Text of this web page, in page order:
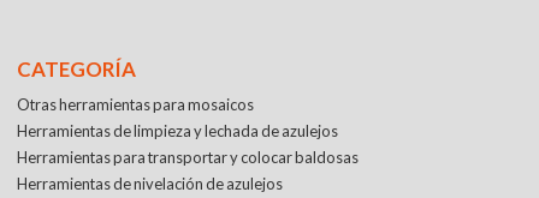
CATEGORÍA
Otras herramientas para mosaicos
Herramientas de limpieza y lechada de azulejos
Herramientas para transportar y colocar baldosas
Herramientas de nivelación de azulejos